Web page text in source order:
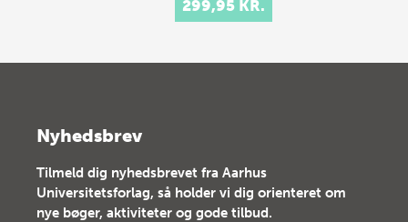
299,95 KR.
Nyhedsbrev
Tilmeld dig nyhedsbrevet fra Aarhus
Universitetsforlag, så holder vi dig orienteret om
nye bøger, aktiviteter og gode tilbud.